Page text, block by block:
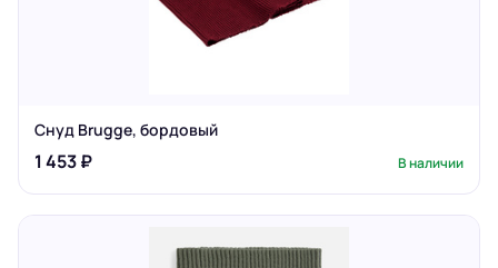
Снуд Brugge, бордовый
1 453 ₽ В наличии